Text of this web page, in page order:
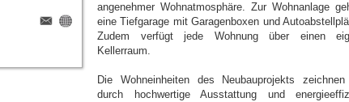
angenehmer Wohnatmosphäre. Zur Wohnanlage
eine Tiefgarage mit Garagenboxen und
Zudem verfügt jede Wohnung über einen
Kellerraum.
Die Wohneinheiten des Neubauprojekts
durch hochwertige Ausstattung und